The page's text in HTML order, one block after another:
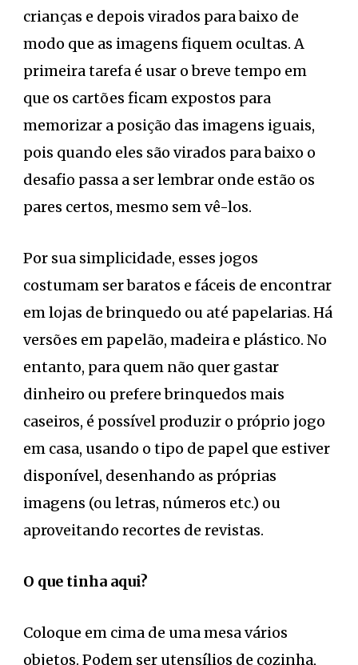
crianças e depois virados para baixo de
modo que as imagens fiquem ocultas. A
primeira tarefa é usar o breve tempo em
que os cartões ficam expostos para
memorizar a posição das imagens iguais,
pois quando eles são virados para baixo o
desafio passa a ser lembrar onde estão os
pares certos, mesmo sem vê-los.
Por sua simplicidade, esses jogos
costumam ser baratos e fáceis de encontrar
em lojas de brinquedo ou até papelarias. Há
versões em papelão, madeira e plástico. No
entanto, para quem não quer gastar
dinheiro ou prefere brinquedos mais
caseiros, é possível produzir o próprio jogo
em casa, usando o tipo de papel que estiver
disponível, desenhando as próprias
imagens (ou letras, números etc.) ou
aproveitando recortes de revistas.
O que tinha aqui?
Coloque em cima de uma mesa vários
objetos. Podem ser utensílios de cozinha,